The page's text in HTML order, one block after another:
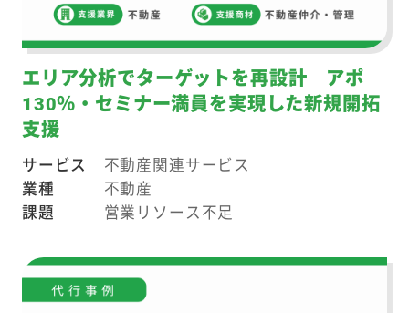
エリア分析でターゲットを再設計 アポ
130％・セミナー満員を実現した新規開拓
支援
サービス
不動産関連サービス
業種
不動産
課題
営業リソース不足